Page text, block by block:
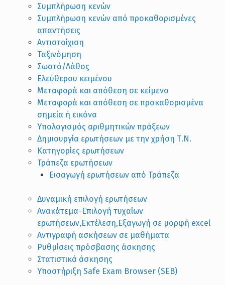
Συμπλήρωση κενών
Συμπλήρωση κενών από προκαθορισμένες
απαντήσεις
Αντιστοίχιση
Ταξινόμηση
Σωστό/Λάθος
Ελεύθερου κειμένου
Μεταφορά και απόθεση σε κείμενο
Μεταφορά και απόθεση σε προκαθορισμένα
σημεία ή εικόνα
Υπολογισμός αριθμητικών πράξεων
Δημιουργία ερωτήσεων με την χρήση Τ.Ν.
Κατηγορίες ερωτήσεων
Τράπεζα ερωτήσεων
Εισαγωγή ερωτήσεων από Τράπεζα
Δυναμική επιλογή ερωτήσεων
Ανακάτεμα-Επιλογή τυχαίων
ερωτήσεων,Εκτέλεση,Εξαγωγή σε μορφή excel
Αντιγραφή ασκήσεων σε μαθήματα
Ρυθμίσεις πρόσβασης άσκησης
Στατιστικά άσκησης
Υποστήριξη Safe Exam Browser (SEB)